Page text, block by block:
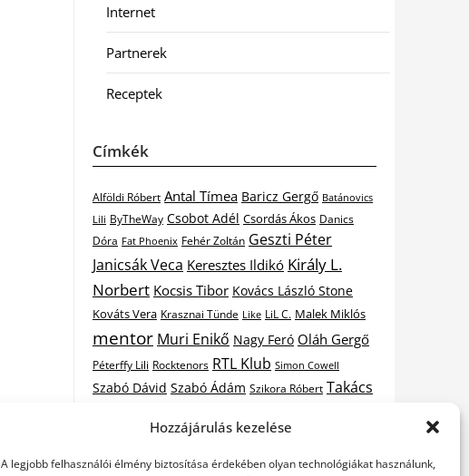
Hozzájárulás kezelése
A legjobb felhasználói élmény biztosítása érdekében olyan technológiákat használunk,
Internet
Partnerek
Receptek
Címkék
Alföldi Róbert Antal Tímea Baricz Gergő Batánovics
Lili ByTheWay Csobot Adél Csordás Ákos Danics
Dóra Fat Phoenix Fehér Zoltán Geszti Péter
Janicsák Veca Keresztes Ildikó Király L.
Norbert Kocsis Tibor Kovács László Stone
Kováts Vera Krasznai Tünde Like LiL C. Malek Miklós
mentor Muri Enikő Nagy Feró Oláh Gergő
Péterffy Lili Rocktenors RTL Klub Simon Cowell
Szabó Dávid Szabó Ádám Szikora Róbert Takács